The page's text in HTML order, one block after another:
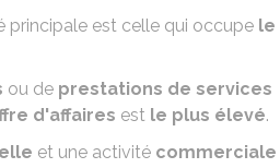
principale est celle qui occupe le
ou de prestations de services
d'affaires est le plus élevé.
et une activité commerciale